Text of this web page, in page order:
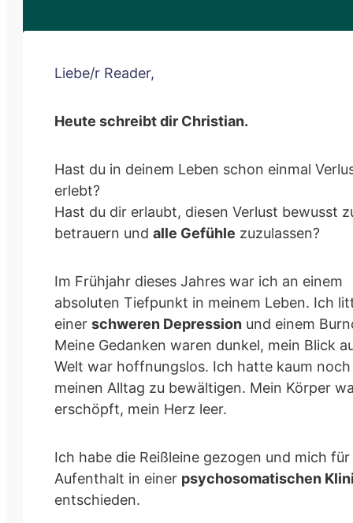
Liebe/r Reader,
Heute schreibt dir Christian.
Hast du in deinem Leben schon einmal
erlebt?
Hast du dir erlaubt, diesen Verlust bewusst
betrauern und alle Gefühle zuzulassen?
Im Frühjahr dieses Jahres war ich an einem
absoluten Tiefpunkt in meinem Leben. Ich
einer schweren Depression und einem
Meine Gedanken waren dunkel, mein Blick
Welt war hoffnungslos. Ich hatte kaum
meinen Alltag zu bewältigen. Mein Körper
erschöpft, mein Herz leer.
Ich habe die Reißleine gezogen und mich
Aufenthalt in einer psychosomatischen
entschieden.